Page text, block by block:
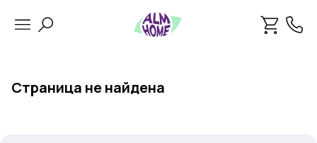
Страница не найдена